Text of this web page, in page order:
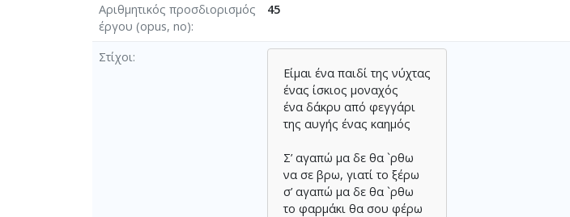
Αριθμητικός προσδιορισμός
έργου (opus, no)
45
Στίχοι
Είμαι ένα παιδί της νύχτας
ένας ίσκιος μοναχός
ένα δάκρυ από φεγγάρι
της αυγής ένας καημός
Σ’ αγαπώ μα δε θα `ρθω
να σε βρω, γιατί το ξέρω
σ’ αγαπώ μα δε θα `ρθω
το φαρμάκι θα σου φέρω